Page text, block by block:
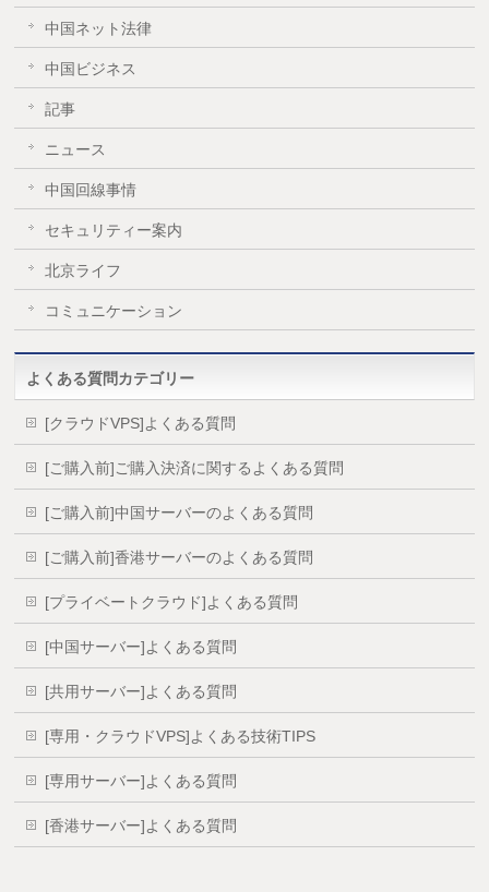
中国ネット法律
中国ビジネス
記事
ニュース
中国回線事情
セキュリティー案内
北京ライフ
コミュニケーション
よくある質問カテゴリー
[クラウドVPS]よくある質問
[ご購入前]ご購入決済に関するよくある質問
[ご購入前]中国サーバーのよくある質問
[ご購入前]香港サーバーのよくある質問
[プライベートクラウド]よくある質問
[中国サーバー]よくある質問
[共用サーバー]よくある質問
[専用・クラウドVPS]よくある技術TIPS
[専用サーバー]よくある質問
[香港サーバー]よくある質問